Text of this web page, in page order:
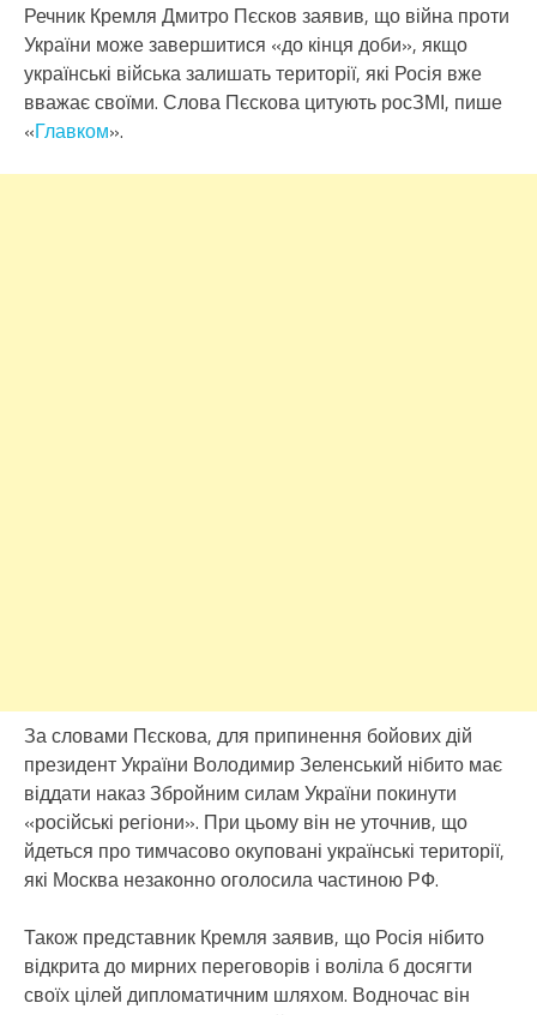
Речник Кремля Дмитро Пєсков заявив, що війна проти
України може завершитися «до кінця доби», якщо
українські війська залишать території, які Росія вже
вважає своїми. Слова Пєскова цитують росЗМІ, пише
«Главком».
За словами Пєскова, для припинення бойових дій
президент України Володимир Зеленський нібито має
віддати наказ Збройним силам України покинути
«російські регіони». При цьому він не уточнив, що
йдеться про тимчасово окуповані українські території,
які Москва незаконно оголосила частиною РФ.
Також представник Кремля заявив, що Росія нібито
відкрита до мирних переговорів і воліла б досягти
своїх цілей дипломатичним шляхом. Водночас він